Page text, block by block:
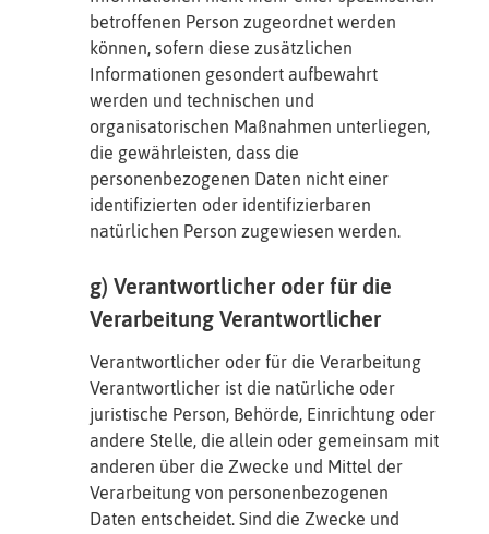
betroffenen Person zugeordnet werden
können, sofern diese zusätzlichen
Informationen gesondert aufbewahrt
werden und technischen und
organisatorischen Maßnahmen unterliegen,
die gewährleisten, dass die
personenbezogenen Daten nicht einer
identifizierten oder identifizierbaren
natürlichen Person zugewiesen werden.
g) Verantwortlicher oder für die
Verarbeitung Verantwortlicher
Verantwortlicher oder für die Verarbeitung
Verantwortlicher ist die natürliche oder
juristische Person, Behörde, Einrichtung oder
andere Stelle, die allein oder gemeinsam mit
anderen über die Zwecke und Mittel der
Verarbeitung von personenbezogenen
Daten entscheidet. Sind die Zwecke und